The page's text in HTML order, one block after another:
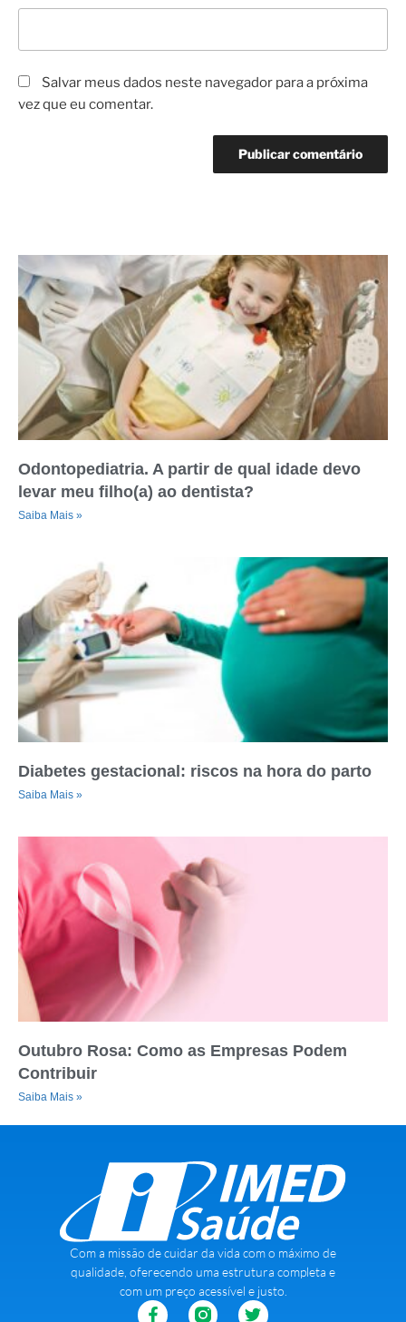
Salvar meus dados neste navegador para a próxima
vez que eu comentar.
Odontopediatria. A partir de qual idade devo
levar meu filho(a) ao dentista?
Saiba Mais »
Diabetes gestacional: riscos na hora do parto
Saiba Mais »
Outubro Rosa: Como as Empresas Podem
Contribuir
Saiba Mais »
Com a missão de cuidar da vida com o máximo de
qualidade, oferecendo uma estrutura completa e
com um preço acessível e justo.